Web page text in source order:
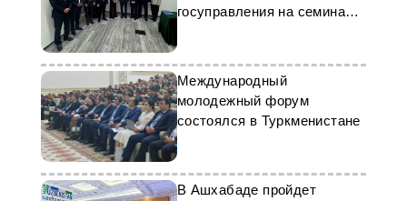
госуправления на семинаре
Международный
молодежный форум
состоялся в Туркменистане
В Ашхабаде пройдет